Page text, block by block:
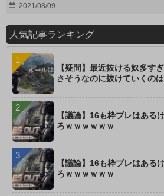
2021/08/09
人気記事ランキング
【疑問】最近抜ける奴多す
さそうなのに抜けていくの
【議論】16も枠ブレはある
ろｗｗｗｗｗｗ
【議論】16も枠ブレはある
ろｗｗｗｗｗｗ